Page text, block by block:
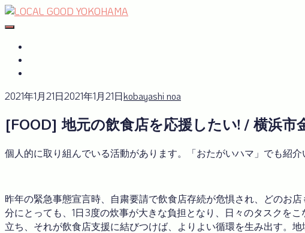
Skip
to
2021年1月21日2021年1月21日kobayashi noa
[FOOD] 地元の飲食店を応援したい! / 横浜市
個人的に取り組んでいる活動があります。「おたがいハマ」でも紹
昨年の緊急事態宣言時、自粛要請で飲食店存続が危惧され、どのお
分にとっても、1日3度の炊事が大きな負担となり、日々のタスクを
立ち、それが飲食店支援に結びつけば、よりよい循環を生み出す。